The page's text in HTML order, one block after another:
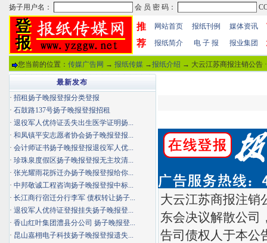
推
荐
网站首页 报纸刊例 媒体资讯
报纸简介 电 子 报 报业集团
您当前的位置： 传媒广告网 → 报纸传媒 →报纸介绍 → 大云江苏商报注销公告
大云江苏商报注销
东会决议解散公司
告司债权人于本公
最新发布
· 招租扬子晚报登报分类登报
· 石鼓路137号扬子晚报登报招租
· 退役军人优待证丢失出生医学证明扬...
· 和凤镇平安志愿者协会扬子晚报登报...
· 会计师证书扬子晚报登报退役军人优...
· 珍珠泉度假区扬子晚报登报无主坟清...
· 张光耀雨花拆迁办扬子晚报登报给你...
· 中邦敬诚工程咨询扬子晚报登报中标...
· 长江商行宿迁分行李军 债权转让扬子...
· 退役军人优待证登报挂失扬子晚报登...
· 香山红叶集团澧县分公司 扬子晚报登...
· 昆山嘉栩电子科技扬子晚报登报遗失...